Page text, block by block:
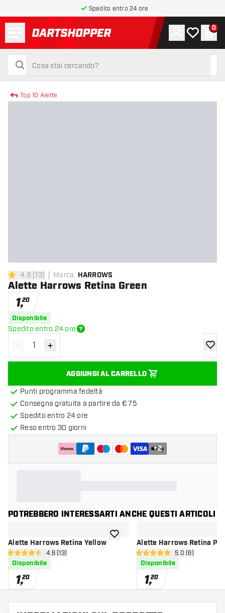
Spedito entro 24 ore
torna alla home page
cerca
cerca
Account
La mia0
Top 10 Alette
4.9 stelle di valutazione
4.9 [13] Marca: HARROWS
Alette Harrows Retina Green
1,20
Disponibile
Spedito entro 24 ore
Diminuisci quantità
- Aumenta quantità
+
AGGIUNGI AL CARRELLO
Punti programma fedeltà
Consegna gratuita a partire da € 75
Spedito entro 24 ore
Reso entro 30 giorni
+2
POTREBBERO INTERESSARTI ANCHE QUESTI ARTICOLI
Alette Harrows Retina Yellow
apri pannello recensioni
4.6 stelle di valutazione
4.6 (13)
Disponibile
1,20
aggiungi alla lista dei desideri
Alette Harrows Retina
apri pannello
5 stelle di valutazione
5.0 (6)
Disponibile
1,20